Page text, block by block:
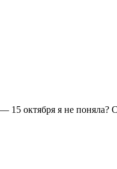
15 октября я не